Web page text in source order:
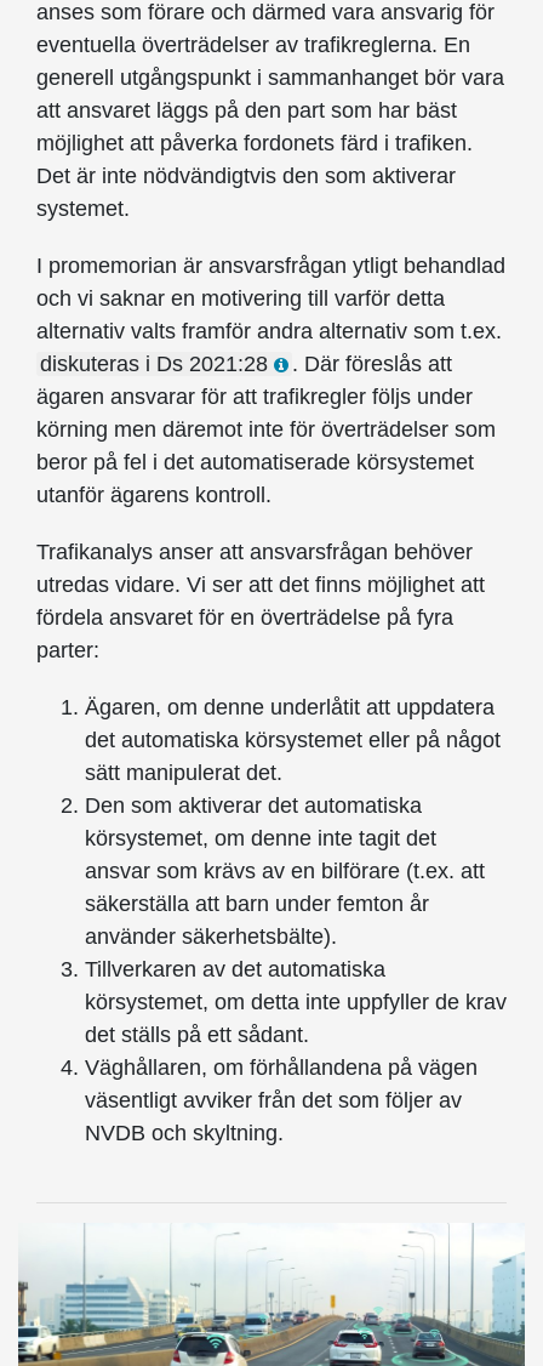
anses som förare och därmed vara ansvarig för
eventuella överträdelser av trafikreglerna. En
generell utgångspunkt i sammanhanget bör vara
att ansvaret läggs på den part som har bäst
möjlighet att påverka fordonets färd i trafiken.
Det är inte nödvändigtvis den som aktiverar
systemet.
I promemorian är ansvarsfrågan ytligt behandlad
och vi saknar en motivering till varför detta
alternativ valts framför andra alternativ som t.ex.
diskuteras i Ds 2021:28
. Där föreslås att
ägaren ansvarar för att trafikregler följs under
körning men däremot inte för överträdelser som
beror på fel i det automatiserade körsystemet
utanför ägarens kontroll.
Trafikanalys anser att ansvarsfrågan behöver
utredas vidare. Vi ser att det finns möjlighet att
fördela ansvaret för en överträdelse på fyra
parter:
Ägaren, om denne underlåtit att uppdatera
det automatiska körsystemet eller på något
sätt manipulerat det.
Den som aktiverar det automatiska
körsystemet, om denne inte tagit det
ansvar som krävs av en bilförare (t.ex. att
säkerställa att barn under femton år
använder säkerhetsbälte).
Tillverkaren av det automatiska
körsystemet, om detta inte uppfyller de krav
det ställs på ett sådant.
Väghållaren, om förhållandena på vägen
väsentligt avviker från det som följer av
NVDB och skyltning.